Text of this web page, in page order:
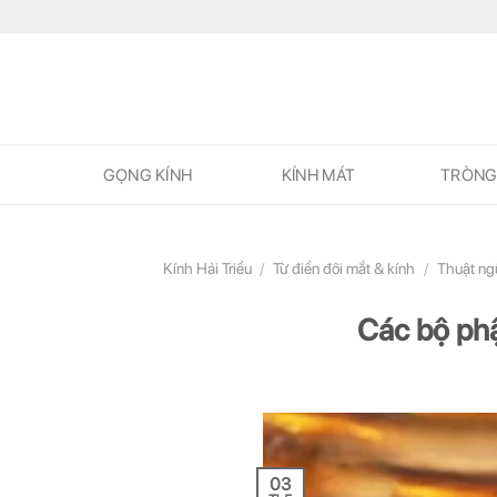
GỌNG KÍNH KÍNH MÁT
Kính Hải Triều / Từ điển đôi mắt & kính / Thuật
Các bộ
03